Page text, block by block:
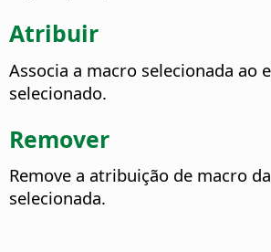
Atribuir
Associa a macro selecionada ao
selecionado.
Remover
Remove a atribuição de macro
selecionada.